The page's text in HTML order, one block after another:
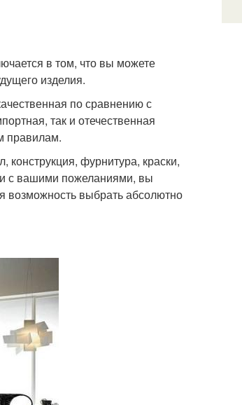
в том, что вы можете
изделия.
по сравнению с
так и отечественная
правилам.
фурнитура, краски,
с вашими пожеланиями, вы
возможность выбрать абсолютно